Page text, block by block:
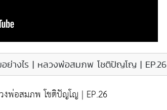
ย่างไร | หลวงพ่อสมภพ โชติปัญโญ | EP.26
งพ่อสมภพ โชติปัญโญ | EP.26